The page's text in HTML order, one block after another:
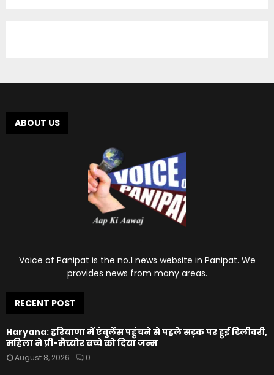
ABOUT US
Voice of Panipat is the no.1 news website in Panipat. We
provides news from many areas.
RECENT POST
Haryana: हरियाणा में एंबुलेंस पहुंचने से पहले सड़क पर हुई डिलीवरी,
महिला ने प्री-मैच्योर बच्चे को दिया जन्म
August 8, 2026 0